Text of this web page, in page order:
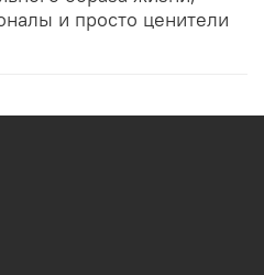
и просто ценители